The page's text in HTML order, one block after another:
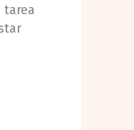
tarea